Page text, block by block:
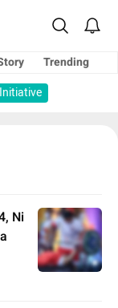
Trending
Ni